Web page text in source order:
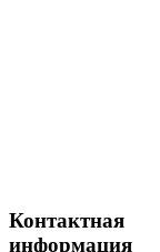
Контактная
информация